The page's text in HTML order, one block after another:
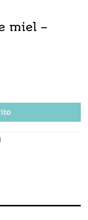
miel –